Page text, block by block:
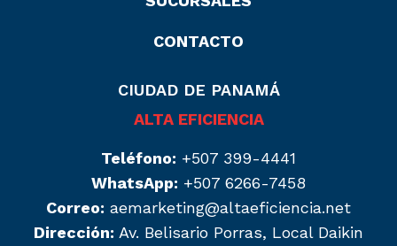
CONTACTO
CIUDAD DE PANAMÁ
ALTA EFICIENCIA
Teléfono: +507 399-4441
WhatsApp: +507 6266-7458
Correo: aemarketing@altaeficiencia.net
Dirección: Av. Belisario Porras, Local Daikin